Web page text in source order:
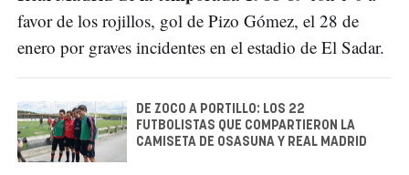
favor de los rojillos, gol de Pizo Gómez, el 28 de
enero por graves incidentes en el estadio de El Sadar.
DE ZOCO A PORTILLO: LOS 22
FUTBOLISTAS QUE COMPARTIERON LA
CAMISETA DE OSASUNA Y REAL MADRID